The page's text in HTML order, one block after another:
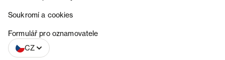
Soukromí a cookies
Formulář pro oznamovatele
CZ